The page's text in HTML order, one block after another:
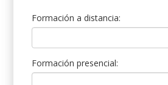
Formación a distancia:
Formación presencial: